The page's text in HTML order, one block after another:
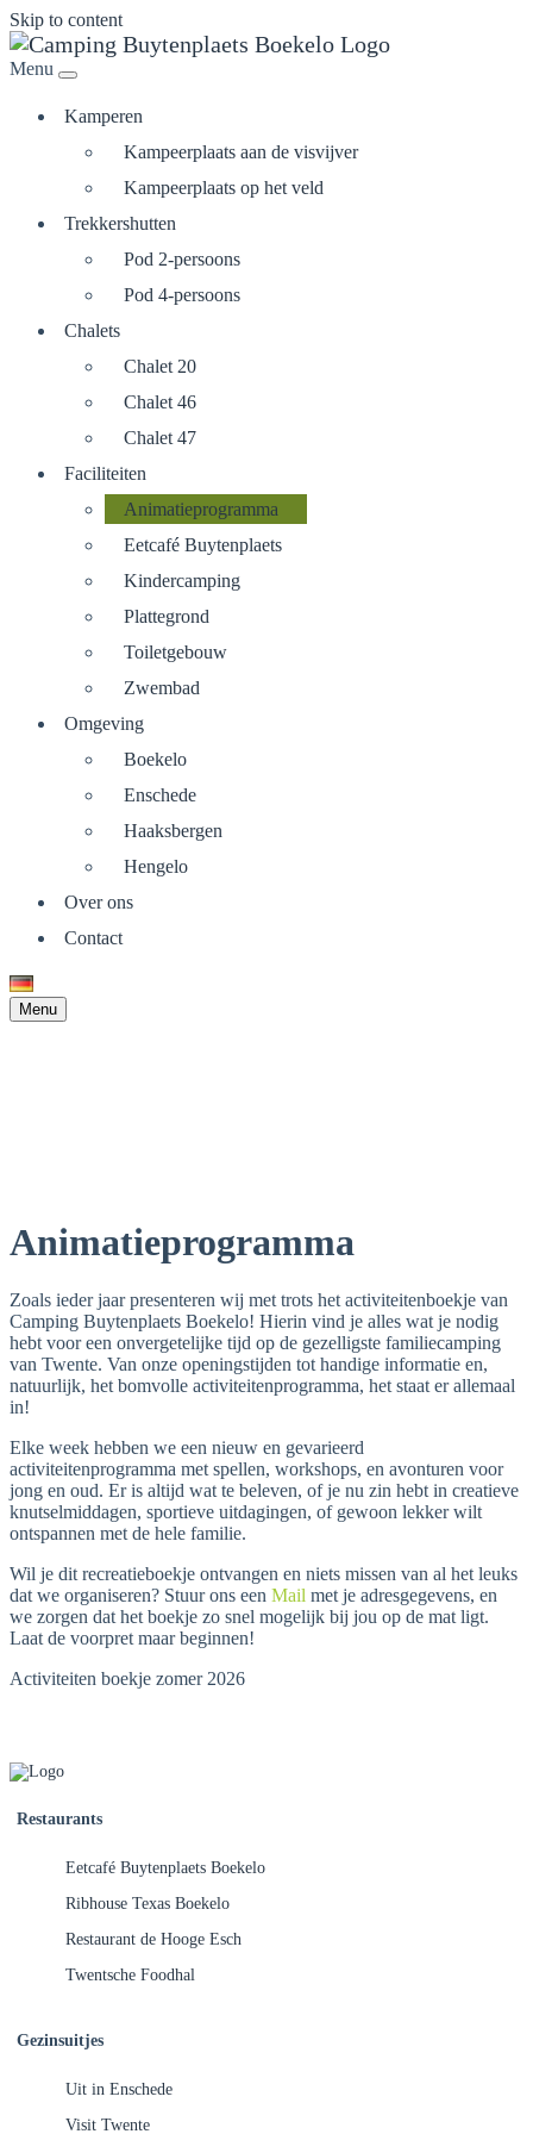
Skip to content
Menu
Kamperen
Kampeerplaats aan de visvijver
Kampeerplaats op het veld
Trekkershutten
Pod 2-persoons
Pod 4-persoons
Chalets
Chalet 20
Chalet 46
Chalet 47
Faciliteiten
Animatieprogramma
Eetcafé Buytenplaets
Kindercamping
Plattegrond
Toiletgebouw
Zwembad
Omgeving
Boekelo
Enschede
Haaksbergen
Hengelo
Over ons
Contact
Menu
Animatieprogramma
Zoals ieder jaar presenteren wij met trots het activiteitenboekje van
Camping Buytenplaets Boekelo! Hierin vind je alles wat je nodig
hebt voor een onvergetelijke tijd op de gezelligste familiecamping
van Twente. Van onze openingstijden tot handige informatie en,
natuurlijk, het bomvolle activiteitenprogramma, het staat er allemaal
in!
Elke week hebben we een nieuw en gevarieerd
activiteitenprogramma met spellen, workshops, en avonturen voor
jong en oud. Er is altijd wat te beleven, of je nu zin hebt in creatieve
knutselmiddagen, sportieve uitdagingen, of gewoon lekker wilt
ontspannen met de hele familie.
Wil je dit recreatieboekje ontvangen en niets missen van al het leuks
dat we organiseren? Stuur ons een Mail met je adresgegevens, en
we zorgen dat het boekje zo snel mogelijk bij jou op de mat ligt.
Laat de voorpret maar beginnen!
Activiteiten boekje zomer 2026
Restaurants
Eetcafé Buytenplaets Boekelo
Ribhouse Texas Boekelo
Restaurant de Hooge Esch
Twentsche Foodhal
Gezinsuitjes
Uit in Enschede
Visit Twente